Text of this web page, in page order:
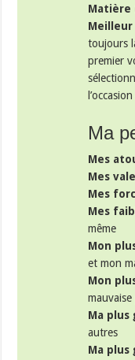
Matière
Meilleur
toujours
premier
Ma
Mes
Mes
Mes
Mes
même
Mon
et mon
Mon
Ma plus
autres
Ma plus